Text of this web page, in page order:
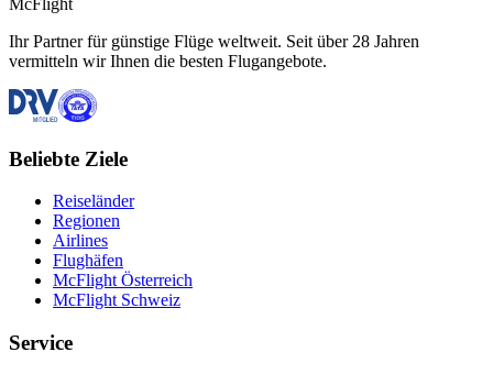
Ihr Partner für günstige Flüge weltweit. Seit über 28 Jahren
vermitteln wir Ihnen die besten Flugangebote.
Beliebte Ziele
Reiseländer
Regionen
Airlines
Flughäfen
McFlight Österreich
McFlight Schweiz
Service